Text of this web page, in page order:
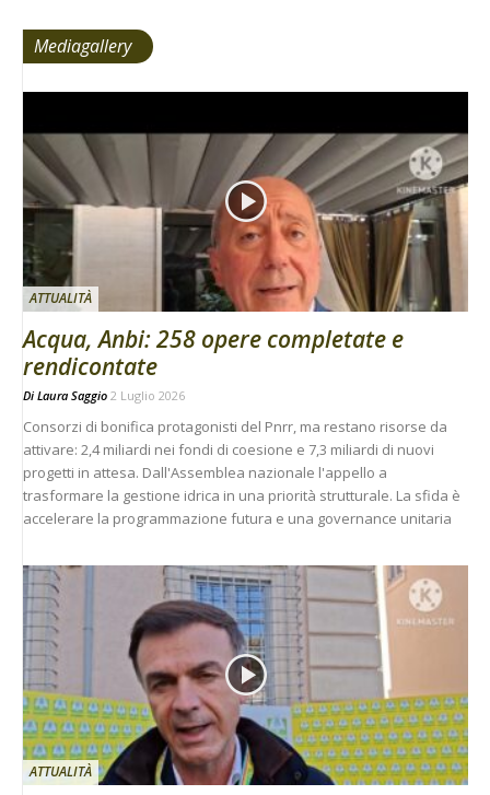
Mediagallery
ATTUALITÀ
Acqua, Anbi: 258 opere completate e
rendicontate
Di Laura Saggio 2 Luglio 2026
Consorzi di bonifica protagonisti del Pnrr, ma restano risorse da
attivare: 2,4 miliardi nei fondi di coesione e 7,3 miliardi di nuovi
progetti in attesa. Dall'Assemblea nazionale l'appello a
trasformare la gestione idrica in una priorità strutturale. La sfida è
accelerare la programmazione futura e una governance unitaria
ATTUALITÀ